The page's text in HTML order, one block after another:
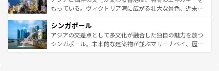
が旅行者を迎えてくれるので、きっと忘れられない旅にな
参照してほしい。
いビーチでリゾート気分を楽しむことができる。タイ料理
激する。気候は一年中温暖で、どの季節にも異なる楽しみ
が待っている。親しみやすいタイの人々、仏教を中心とし
た文化、そして多様な観光資源が、訪れる旅人を魅了し続
もっている。ヴィクトリア湾に広がる壮大な景色、近未来
み、どこを訪れても感動するはず。観光スポットが密集し
ており、効率よく見どころを回れるのも魅力。息をのむよ
うな絶景から文化的な体験まで、香港を存分に楽しみ尽く
シンガポール
アジアの交差点として多文化が融合した独自の魅力を放つ
シンガポール。未来的な建築物が並ぶマリーナベイ、歴史